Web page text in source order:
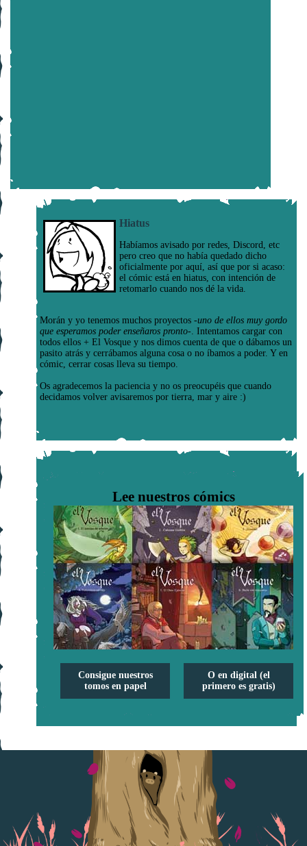
Hiatus
Habíamos avisado por redes, Discord, etc
pero creo que no había quedado dicho
oficialmente por aquí, así que por si acaso:
el cómic está en hiatus, con intención de
retomarlo cuando nos dé la vida.
Morán y yo tenemos muchos proyectos -uno de ellos muy gordo
que esperamos poder enseñaros pronto- . Intentamos cargar con
todos ellos + El Vosque y nos dimos cuenta de que o dábamos un
pasito atrás y cerrábamos alguna cosa o no íbamos a poder. Y en
cómic, cerrar cosas lleva su tiempo.
Os agradecemos la paciencia y no os preocupéis que cuando
decidamos volver avisaremos por tierra, mar y aire :)
Lee nuestros cómics
Consigue nuestros
tomos en papel
O en digital (el
primero es gratis)